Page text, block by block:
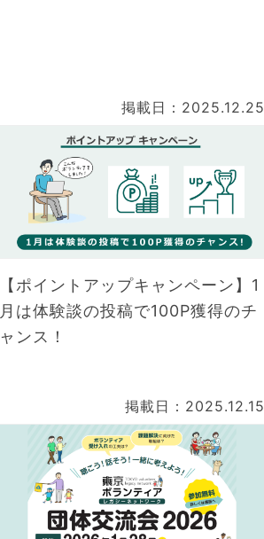
掲載日：2025.12.25
【ポイントアップキャンペーン】1
月は体験談の投稿で100P獲得のチ
ャンス！
掲載日：2025.12.15